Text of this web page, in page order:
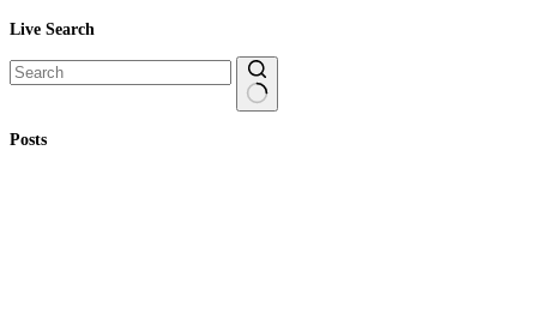
Live Search
results
Posts